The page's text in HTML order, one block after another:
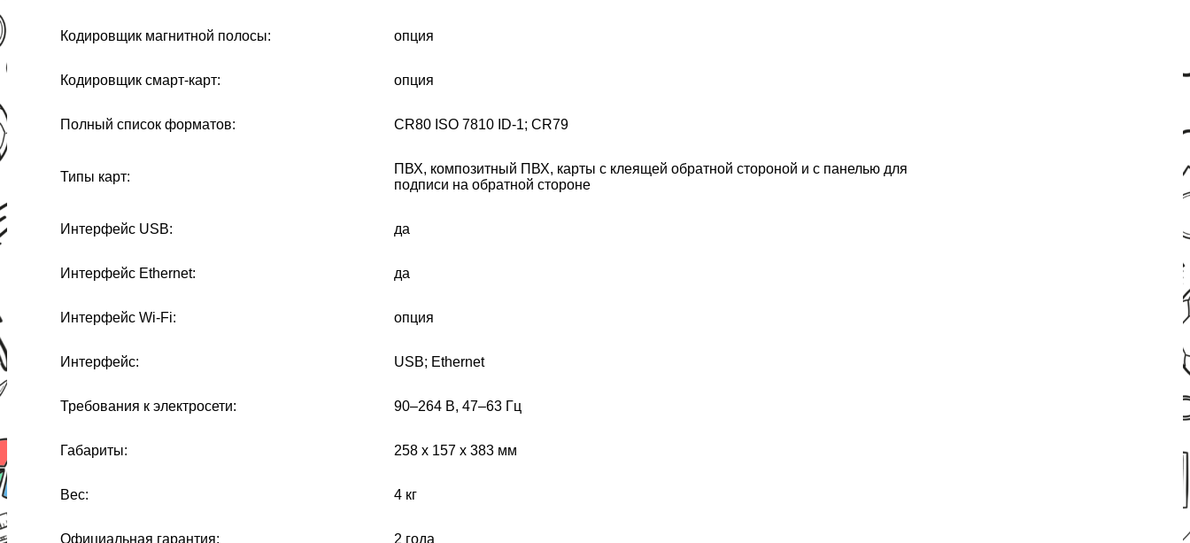
Кодировщик магнитной полосы: опция
Кодировщик смарт-карт: опция
Полный список форматов: CR80 ISO 7810 ID-1; CR79
Типы карт:
ПВХ, композитный ПВХ, карты с клеящей обратной стороной и с панелью для
подписи на обратной стороне
Интерфейс USB: да
Интерфейс Ethernet: да
Интерфейс Wi-Fi: опция
Интерфейс: USB; Ethernet
Требования к электросети: 90–264 В, 47–63 Гц
Габариты: 258 x 157 x 383 мм
Вес: 4 кг
Официальная гарантия: 2 года